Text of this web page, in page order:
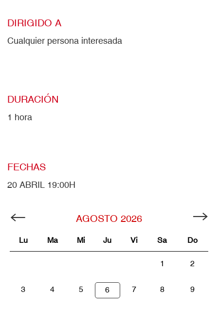
DIRIGIDO A
Cualquier persona interesada
DURACIÓN
1 hora
FECHAS
20 ABRIL 19:00H
AGOSTO 2026
Lu Ma Mi Ju Vi Sa Do
1 2
3 4 5 6 7 8 9